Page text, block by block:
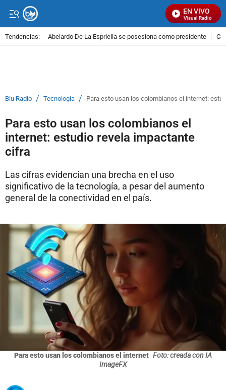
EN VIVO
Señal Visual Radio
Tendencias: Abelardo De La Espriella se posesiona como presidente
Blu Radio / Tecnología / Para esto usan los colombianos el internet:
Para esto usan los colombianos el
internet: estudio revela impactante
cifra
Las cifras evidencian una brecha en el uso
significativo de la tecnología, a pesar del aumento
general de la conectividad en el país.
Para esto usan los colombianos el internet Foto: creada con IA
ImageFX